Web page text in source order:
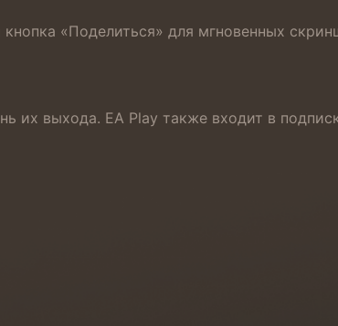
«Поделиться» для мгновенных
их выхода. EA Play также входит в